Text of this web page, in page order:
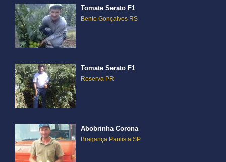
Tomate Serato F1
Bento Gonçalves RS
Tomate Serato F1
Reserva PR
Abobrinha Corona
Bragança Paulista SP